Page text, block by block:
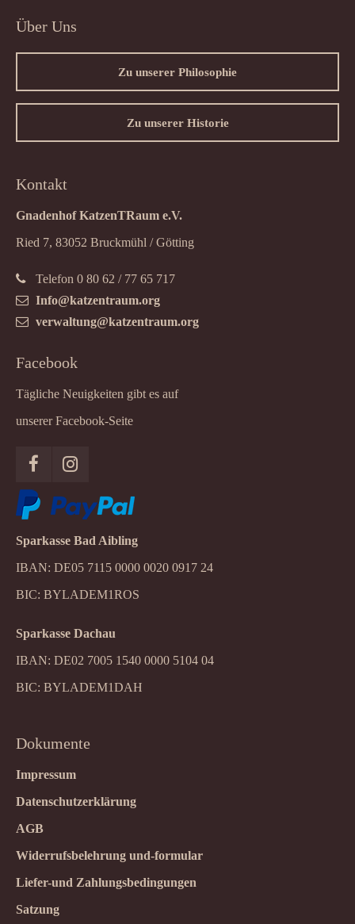
Über Uns
Zu unserer Philosophie
Zu unserer Historie
Kontakt
Gnadenhof KatzenTRaum e.V.
Ried 7, 83052 Bruckmühl / Götting
Telefon 0 80 62 / 77 65 717
Info@katzentraum.org
verwaltung@katzentraum.org
Facebook
Tägliche Neuigkeiten gibt es auf
unserer Facebook-Seite
Sparkasse Bad Aibling
IBAN: DE05 7115 0000 0020 0917 24
BIC: BYLADEM1ROS
Sparkasse Dachau
IBAN: DE02 7005 1540 0000 5104 04
BIC: BYLADEM1DAH
Dokumente
Impressum
Datenschutzerklärung
AGB
Widerrufsbelehrung und-formular
Liefer-und Zahlungsbedingungen
Satzung